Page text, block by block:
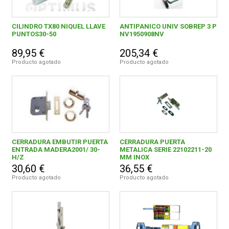
CILINDRO TX80 NIQUEL LLAVE
PUNTOS30-50
89,95 €
Producto agotado
ANTIPANICO UNIV SOBREP 3 P
NV1950908NV
205,34 €
Producto agotado
CERRADURA EMBUTIR PUERTA
ENTRADA MADERA2001/ 30-
H/Z
30,60 €
Producto agotado
CERRADURA PUERTA
METALICA SERIE 22102211-20
MM INOX
36,55 €
Producto agotado